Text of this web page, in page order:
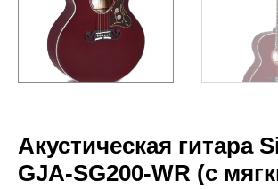
Акустическая гитара
GJA-SG200-WR (с